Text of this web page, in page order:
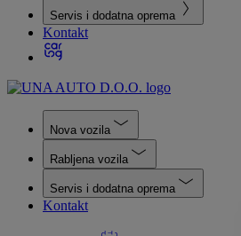
Servis i dodatna oprema
Kontakt
Nova vozila
Rabljena vozila
Servis i dodatna oprema
Kontakt